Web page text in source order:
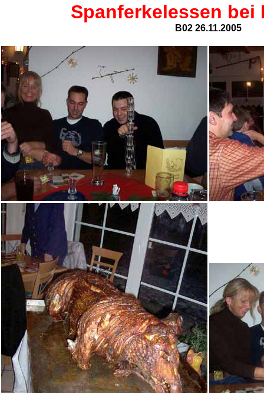
Spanferkelessen bei
B02 26.11.2005